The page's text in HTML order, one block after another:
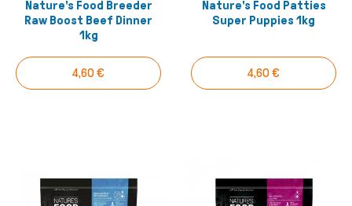
Nature's Food Breeder
Raw Boost Beef Dinner
1kg
4,60 €
Nature's Food Patties
Super Puppies 1kg
4,60 €